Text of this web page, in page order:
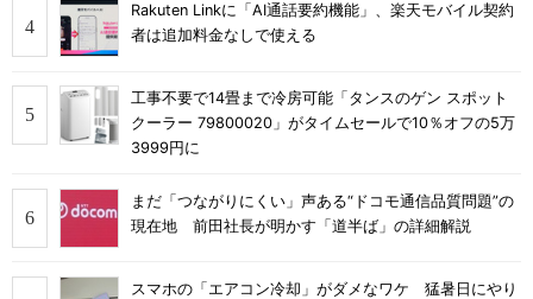
Rakuten Linkに「AI通話要約機能」、楽天モバイル契約
者は追加料金なしで使える
工事不要で14畳まで冷房可能「タンスのゲン スポット
クーラー 79800020」がタイムセールで10％オフの5万
3999円に
まだ「つながりにくい」声ある“ドコモ通信品質問題”の
現在地 前田社長が明かす「道半ば」の詳細解説
スマホの「エアコン冷却」がダメなワケ 猛暑日にやり